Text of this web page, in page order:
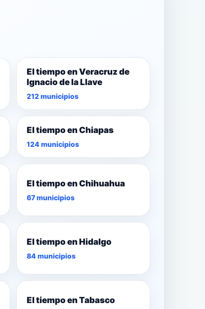
El tiempo en Veracruz de
Ignacio de la Llave
212 municipios
El tiempo en Chiapas
124 municipios
El tiempo en Chihuahua
67 municipios
El tiempo en Hidalgo
84 municipios
El tiempo en Tabasco